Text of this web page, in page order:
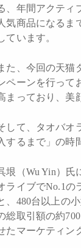
、年間アクティ
気商品になるま
ています。
た、今回の天猫
ペーンを行って
まっており、美
して、タオバオ
するまで」の時
垠（Wu Yin）氏
ライブでNo.1の
、480台以上の
総取引額の約
たマーケティン